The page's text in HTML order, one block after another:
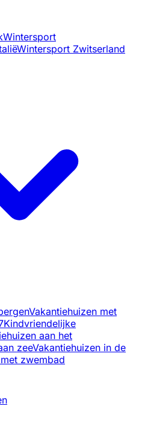
Wintersport
Wintersport Zwitserland
Vakantiehuizen met
Kindvriendelijke
aan het
zeeVakantiehuizen in de
zwembad